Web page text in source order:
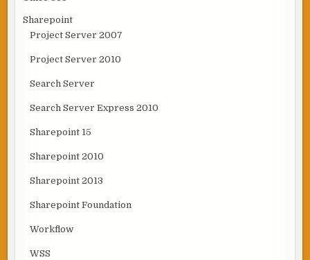
Sharepoint
Project Server 2007
Project Server 2010
Search Server
Search Server Express 2010
Sharepoint 15
Sharepoint 2010
Sharepoint 2013
Sharepoint Foundation
Workflow
WSS